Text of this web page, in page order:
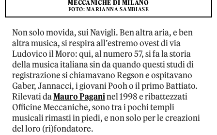
MECCANICHE DI MILANO
FOTO: MARIANNA SAMBIASE
Non solo movida, sui Navigli. Ben altra aria, e ben
altra musica, si respira all’estremo ovest di via
Ludovico il Moro: qui, al numero 57, si fa la storia
della musica italiana sin da quando questi studi di
registrazione si chiamavano Regson e ospitavano
Gaber, Jannacci, i giovani Pooh o il primo Battiato.
Rilevati daMauro Paganinel 1998 e ribattezzati
Officine Meccaniche, sono tra i pochi templi
musicali rimasti in piedi, e non solo per le creazioni
del loro (ri)fondatore.